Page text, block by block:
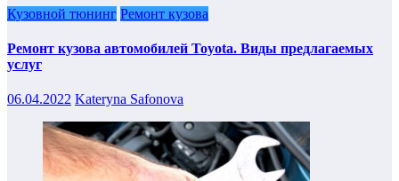
Кузовной тюнинг Ремонт кузова
Ремонт кузова автомобилей Toyota. Виды предлагаемых
услуг
06.04.2022 Kateryna Safonova